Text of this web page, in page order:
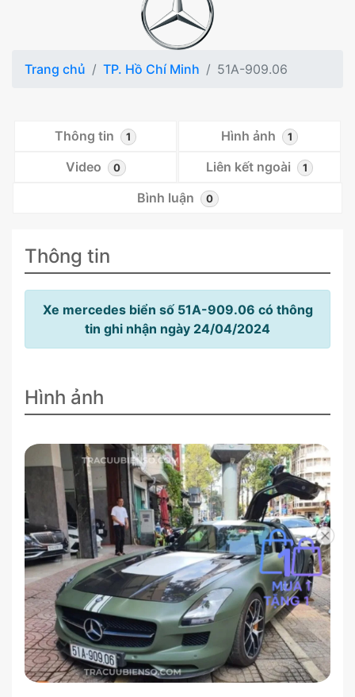
Trang chủ TP. Hồ Chí Minh 51A-909.06
Thông tin 1 Hình ảnh 1
Video 0 Liên kết ngoài 1
Bình luận 0
Thông tin
Xe mercedes biển số 51A-909.06 có thông
tin ghi nhận ngày 24/04/2024
Hình ảnh